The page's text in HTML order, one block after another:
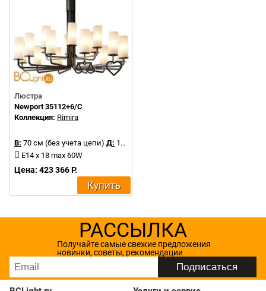
Люстра
Newport 35112+6/C
Коллекция: Rimira
В: 70 см (без учета цепи) Д: 111 см
E14 x 18 max 60W
Цена: 423 366 Р.
Купить
РАССЫЛКА
Получайте самые свежие предложения
новинки, советы, рекомендации